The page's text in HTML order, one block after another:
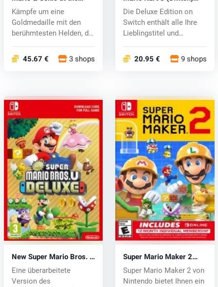
Olympic Games Tokyo
2020 (Swith) key
Kämpfe um eine
Goldmedaille mit den
berühmtesten Helden, die
45.67 € 3 shops
key
Die Deluxe Edition on
Switch enthält alle Ihre
Lieblingstitel und
20.95 € 9 shops
New Super Mario Bros. U
(Switch) key
Eine überarbeitete
Version des
Super Mario Maker 2
(Switch) key
Super Mario Maker 2 von
Nintendo bietet Ihnen ein